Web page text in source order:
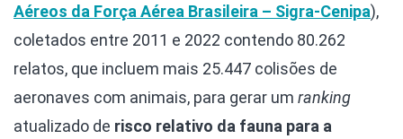
Aéreos da Força Aérea Brasileira – Sigra-Cenipa),
coletados entre 2011 e 2022 contendo 80.262
relatos, que incluem mais 25.447 colisões de
aeronaves com animais, para gerar um ranking
atualizado de risco relativo da fauna para a